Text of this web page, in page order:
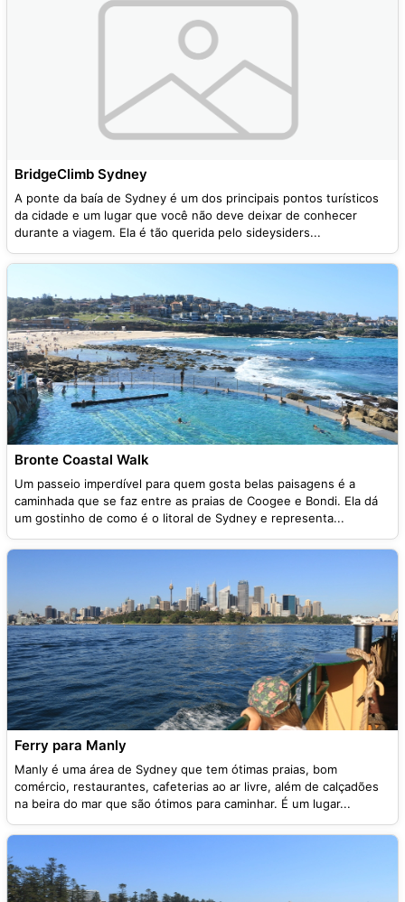
BridgeClimb Sydney
A ponte da baía de Sydney é um dos principais pontos turísticos
da cidade e um lugar que você não deve deixar de conhecer
durante a viagem. Ela é tão querida pelo sideysiders...
Bronte Coastal Walk
Um passeio imperdível para quem gosta belas paisagens é a
caminhada que se faz entre as praias de Coogee e Bondi. Ela dá
um gostinho de como é o litoral de Sydney e representa...
Ferry para Manly
Manly é uma área de Sydney que tem ótimas praias, bom
comércio, restaurantes, cafeterias ao ar livre, além de calçadões
na beira do mar que são ótimos para caminhar. É um lugar...